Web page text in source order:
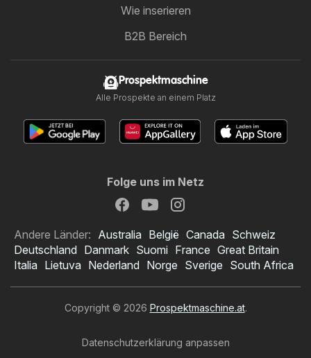
Wie inserieren
B2B Bereich
Prospektmaschine
Alle Prospekte an einem Platz
Folge uns im Netz
Andere Länder: Australia België Canada Schweiz
Deutschland Danmark Suomi France Great Britain
Italia Lietuva Nederland Norge Sverige South Africa
Copyright © 2026 Prospektmaschine.at.
Datenschutzerklärung anpassen